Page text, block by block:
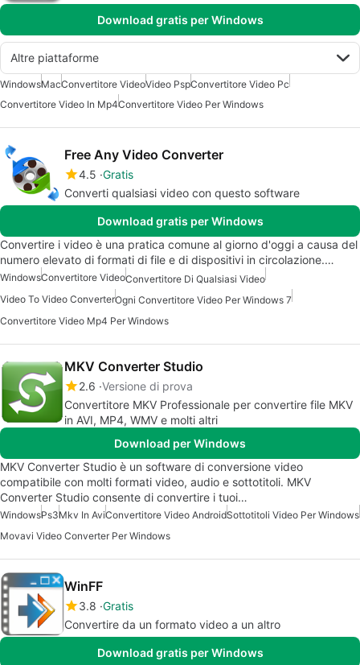
Download gratis per Windows
Altre piattaforme
WindowsMacConvertitore VideoVideo PspConvertitore Video Pc
Convertitore Video In Mp4Convertitore Video Per Windows
Free Any Video Converter
4.5 Gratis
Converti qualsiasi video con questo software
Download gratis per Windows
Convertire i video è una pratica comune al giorno d'oggi a causa del
numero elevato di formati di file e di dispositivi in circolazione.…
WindowsConvertitore VideoConvertitore Di Qualsiasi Video
Video To Video ConverterOgni Convertitore Video Per Windows 7
Convertitore Video Mp4 Per Windows
MKV Converter Studio
2.6 Versione di prova
Convertitore MKV Professionale per convertire file MKV
in AVI, MP4, WMV e molti altri
Download per Windows
MKV Converter Studio è un software di conversione video
compatibile con molti formati video, audio e sottotitoli. MKV
Converter Studio consente di convertire i tuoi…
WindowsPs3Mkv In AviConvertitore Video AndroidSottotitoli Video Per Windows
Movavi Video Converter Per Windows
WinFF
3.8 Gratis
Convertire da un formato video a un altro
Download gratis per Windows